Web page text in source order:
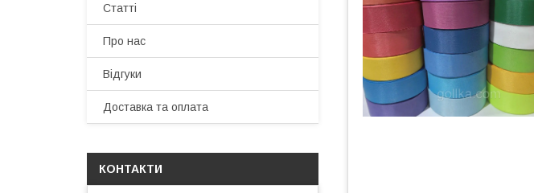
Статті
Про нас
Відгуки
Доставка та оплата
КОНТАКТИ